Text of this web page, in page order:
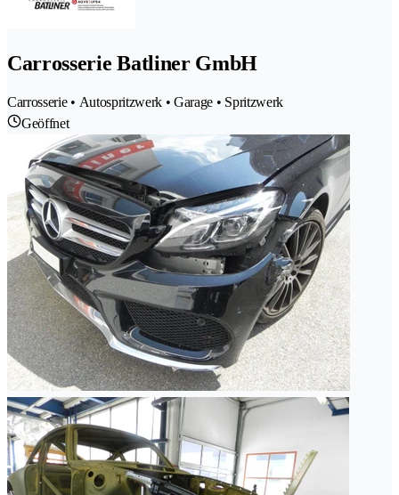
Carrosserie Batliner GmbH
Carrosserie • Autospritzwerk • Garage • Spritzwerk
Geöffnet